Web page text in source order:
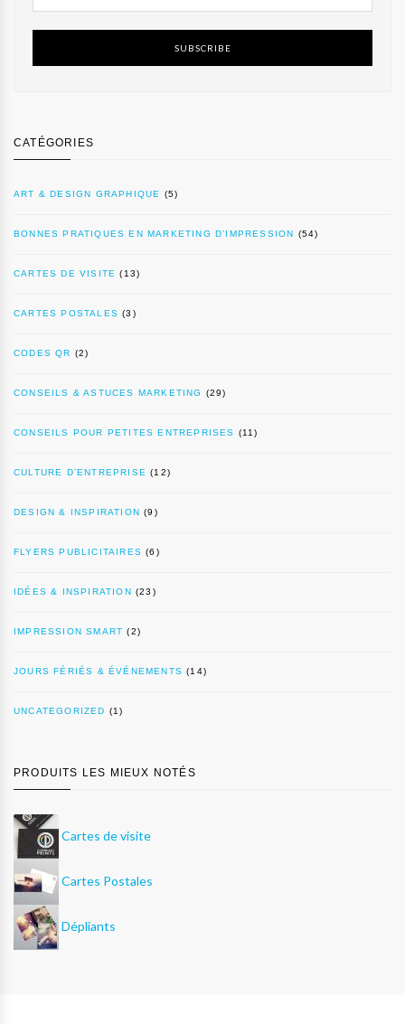
SUBSCRIBE
CATÉGORIES
ART & DESIGN GRAPHIQUE (5)
BONNES PRATIQUES EN MARKETING D’IMPRESSION (54)
CARTES DE VISITE (13)
CARTES POSTALES (3)
CODES QR (2)
CONSEILS & ASTUCES MARKETING (29)
CONSEILS POUR PETITES ENTREPRISES (11)
CULTURE D’ENTREPRISE (12)
DESIGN & INSPIRATION (9)
FLYERS PUBLICITAIRES (6)
IDÉES & INSPIRATION (23)
IMPRESSION SMART (2)
JOURS FÉRIÉS & ÉVÉNEMENTS (14)
UNCATEGORIZED (1)
PRODUITS LES MIEUX NOTÉS
Cartes de visite
Cartes Postales
Dépliants